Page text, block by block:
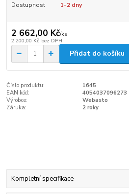
Dostupnost 1-2 dny
2 662,00 Kč/ks
2 200,00 Kč bez DPH
Přidat do košíku
Číslo produktu:
1645
EAN kód:
4054037096273
Výrobce:
Webasto
Záruka:
2 roky
Kompletní specifikace